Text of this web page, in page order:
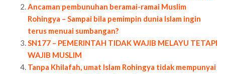
Ancaman pembunuhan beramai-ramai Muslim
Rohingya – Sampai bila pemimpin dunia Islam ingin
terus menuai sumbangan?
SN177 – PEMERINTAH TIDAK WAJIB MELAYU TETAPI
WAJIB MUSLIM
Tanpa Khilafah, umat Islam Rohingya tidak mempunyai